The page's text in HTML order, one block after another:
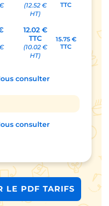
(12.52 €
HT)
TTC
12.02 €
TTC
(10.02 €
HT)
15.75 €
TTC
consulter
consulter
LE PDF TARIFS